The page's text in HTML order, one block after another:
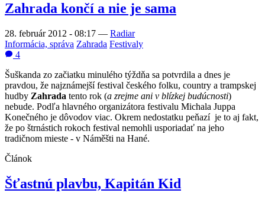
Zahrada končí a nie je sama
28. február 2012 - 08:17 — Radiar
Informácia, správa Zahrada Festivaly
4
Šuškanda zo začiatku minulého týždňa sa potvrdila a dnes je
pravdou, že najznámejší festival českého folku, country a trampskej
hudby Zahrada tento rok (a zrejme ani v blízkej budúcnosti)
nebude. Podľa hlavného organizátora festivalu Michala Juppa
Konečného je dôvodov viac. Okrem nedostatku peňazí je to aj fakt,
že po štrnástich rokoch festival nemohli usporiadať na jeho
tradičnom mieste - v Náměšti na Hané.
Článok
Šťastnú plavbu, Kapitán Kid